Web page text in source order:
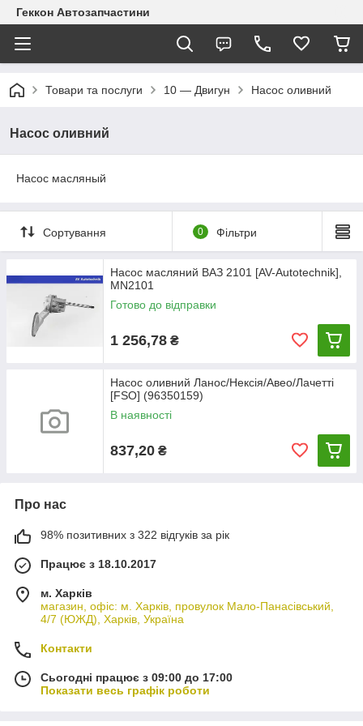
Геккон Автозапчастини
Товари та послуги 10 — Двигун Насос оливний
Насос оливний
Насос масляный
Сортування 0 Фільтри
Насос масляний ВАЗ 2101 [AV-Autotechnik],
MN2101
Готово до відправки
1 256,78 ₴
Насос оливний Ланос/Нексія/Авео/Лачетті
[FSO] (96350159)
В наявності
837,20 ₴
Про нас
98% позитивних з 322 відгуків за рік
Працює з 18.10.2017
м. Харків
магазин, офіс: м. Харків, провулок Мало-Панасівський,
4/7 (ЮЖД), Харків, Україна
Контакти
Сьогодні працює з 09:00 до 17:00
Показати весь графік роботи